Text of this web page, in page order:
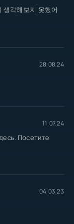
생각해보지 못했어
28.08.24
11.07.24
Посетите
04.03.23